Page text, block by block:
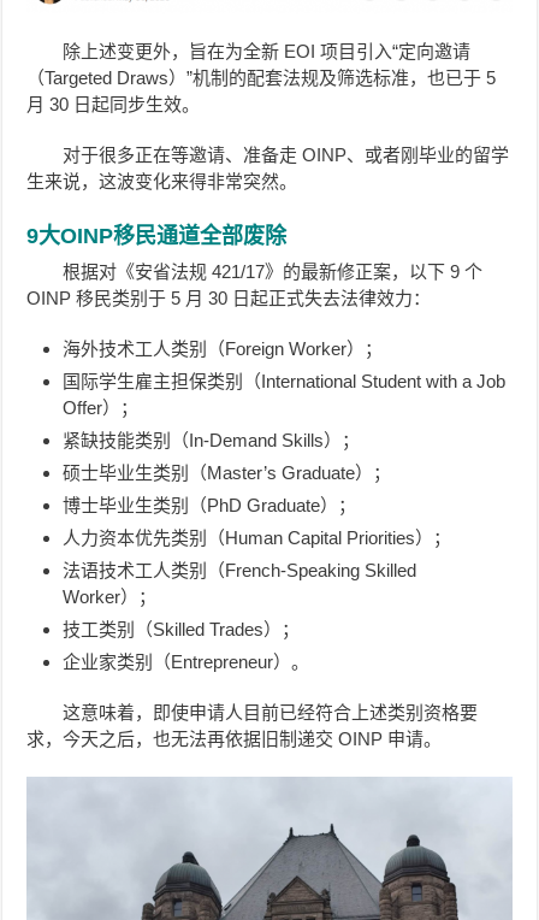
除上述变更外，旨在为全新 EOI 项目引入“定向邀请
（Targeted Draws）”机制的配套法规及筛选标准，也已于 5
月 30 日起同步生效。
对于很多正在等邀请、准备走 OINP、或者刚毕业的留学
生来说，这波变化来得非常突然。
9大OINP移民通道全部废除
根据对《安省法规 421/17》的最新修正案，以下 9 个
OINP 移民类别于 5 月 30 日起正式失去法律效力：
海外技术工人类别（Foreign Worker）；
国际学生雇主担保类别（International Student with a Job
Offer）；
紧缺技能类别（In-Demand Skills）；
硕士毕业生类别（Master’s Graduate）；
博士毕业生类别（PhD Graduate）；
人力资本优先类别（Human Capital Priorities）；
法语技术工人类别（French-Speaking Skilled
Worker）；
技工类别（Skilled Trades）；
企业家类别（Entrepreneur）。
这意味着，即使申请人目前已经符合上述类别资格要
求，今天之后，也无法再依据旧制递交 OINP 申请。